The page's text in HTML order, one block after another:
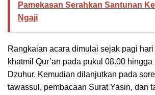
Pamekasan Serahkan Santunan
Ngaji
Rangkaian acara dimulai sejak pagi
khatmil Qur’an pada pukul 08.00
Dzuhur. Kemudian dilanjutkan pada
tawassul, pembacaan Surat Yasin, dan